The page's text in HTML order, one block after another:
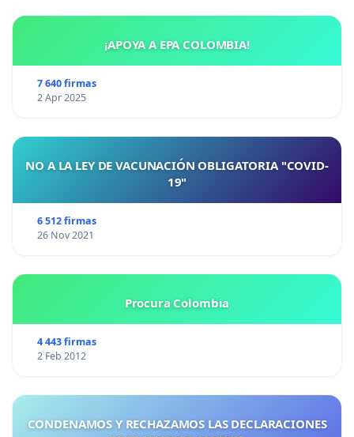
¡APOYA A EPA COLOMBIA!
7 640 firmas
2 Apr 2025
NO A LA LEY DE VACUNACIÓN OBLIGATORIA "COVID-
19"
6 512 firmas
26 Nov 2021
Procura Colombia
4 443 firmas
2 Feb 2012
CONDENAMOS Y RECHAZAMOS LAS DECLARACIONES